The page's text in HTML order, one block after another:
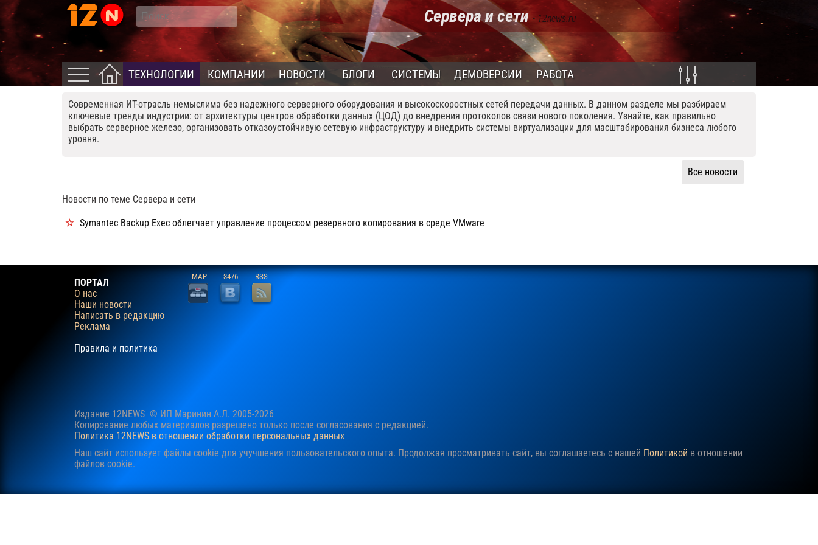
Сервера и сети - 12news.ru
ТЕХНОЛОГИИ КОМПАНИИ НОВОСТИ БЛОГИ СИСТЕМЫ ДЕМОВЕРСИИ РАБОТА
Современная ИТ-отрасль немыслима без надежного серверного оборудования и высокоскоростных сетей передачи данных. В данном разделе мы разбираем
ключевые тренды индустрии: от архитектуры центров обработки данных (ЦОД) до внедрения протоколов связи нового поколения. Узнайте, как правильно
выбрать серверное железо, организовать отказоустойчивую сетевую инфраструктуру и внедрить системы виртуализации для масштабирования бизнеса любого
уровня.
Все новости
Новости по теме Сервера и сети
Symantec Backup Exec облегчает управление процессом резервного копирования в среде VMware
ПОРТАЛ
О нас
Наши новости
Написать в редакцию
Реклама
Правила и политика
MAP 3476 RSS
Издание 12NEWS © ИП Маринин А.Л. 2005-2026
Копирование любых материалов разрешено только после согласования c редакцией.
Политика 12NEWS в отношении обработки персональных данных
Наш сайт использует файлы cookie для учучшения пользовательского опыта. Продолжая просматривать сайт, вы соглашаетесь с нашей Политикой в отношении
файлов cookie.